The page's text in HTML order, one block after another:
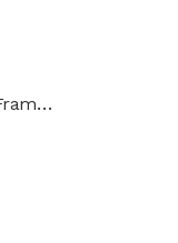
Lente Chelsea Grey Liquid Plum Frame WileyX SSCHE01